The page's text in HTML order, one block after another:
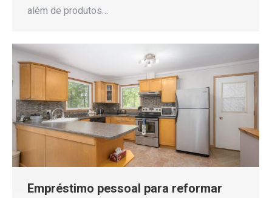
além de produtos…
Empréstimo pessoal para reformar